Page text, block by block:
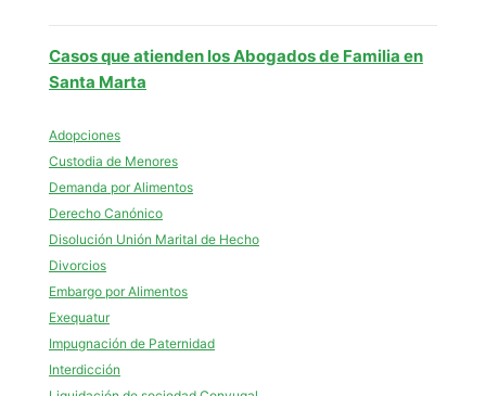
Casos que atienden los Abogados de Familia en
Santa Marta
Adopciones
Custodia de Menores
Demanda por Alimentos
Derecho Canónico
Disolución Unión Marital de Hecho
Divorcios
Embargo por Alimentos
Exequatur
Impugnación de Paternidad
Interdicción